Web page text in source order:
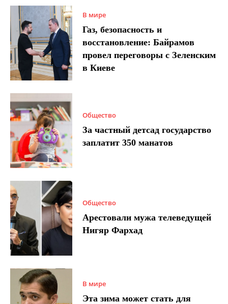
В мире
Газ, безопасность и
восстановление: Байрамов
провел переговоры с Зеленским
в Киеве
Общество
За частный детсад государство
заплатит 350 манатов
Общество
Арестовали мужа телеведущей
Нигяр Фархад
В мире
Эта зима может стать для